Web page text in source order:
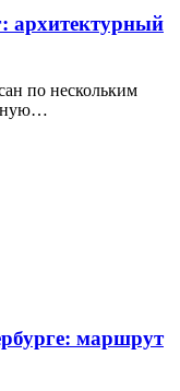
архитектурный
по нескольким
маршрут